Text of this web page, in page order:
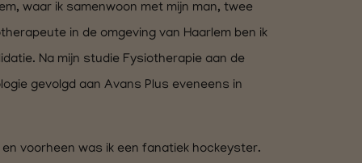
waar ik samenwoon met mijn man, twee
in de omgeving van Haarlem ben ik
Na mijn studie Fysiotherapie aan de
gevolgd aan Avans Plus eveneens in
voorheen was ik een fanatiek hockeyster.